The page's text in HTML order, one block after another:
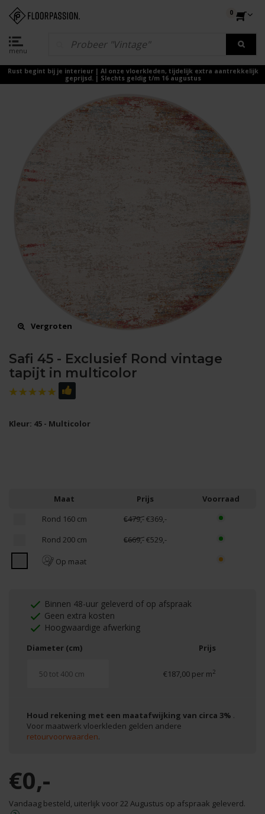
menu
0
Rust begint bij je interieur | Al onze vloerkleden, tijdelijk extra aantrekkelijk
geprijsd. | Slechts geldig t/m 16 augustus
Vergroten
Safi 45 - Exclusief Rond vintage
tapijt in multicolor
Kleur: 45 - Multicolor
Maat Prijs
Voorraad
Rond 160 cm
€479,-€369,-
Rond 200 cm
€669,-€529,-
Op maat
Binnen 48-uur geleverd of op afspraak
Geen extra kosten
Hoogwaardige afwerking
Diameter (cm) Prijs
€187,00 per m2
Houd rekening met een maatafwijking van circa 3% .
Voor maatwerk vloerkleden gelden andere
retourvoorwaarden.
€0,-
Vandaag besteld, uiterlijk voor 22 Augustus op afspraak geleverd.